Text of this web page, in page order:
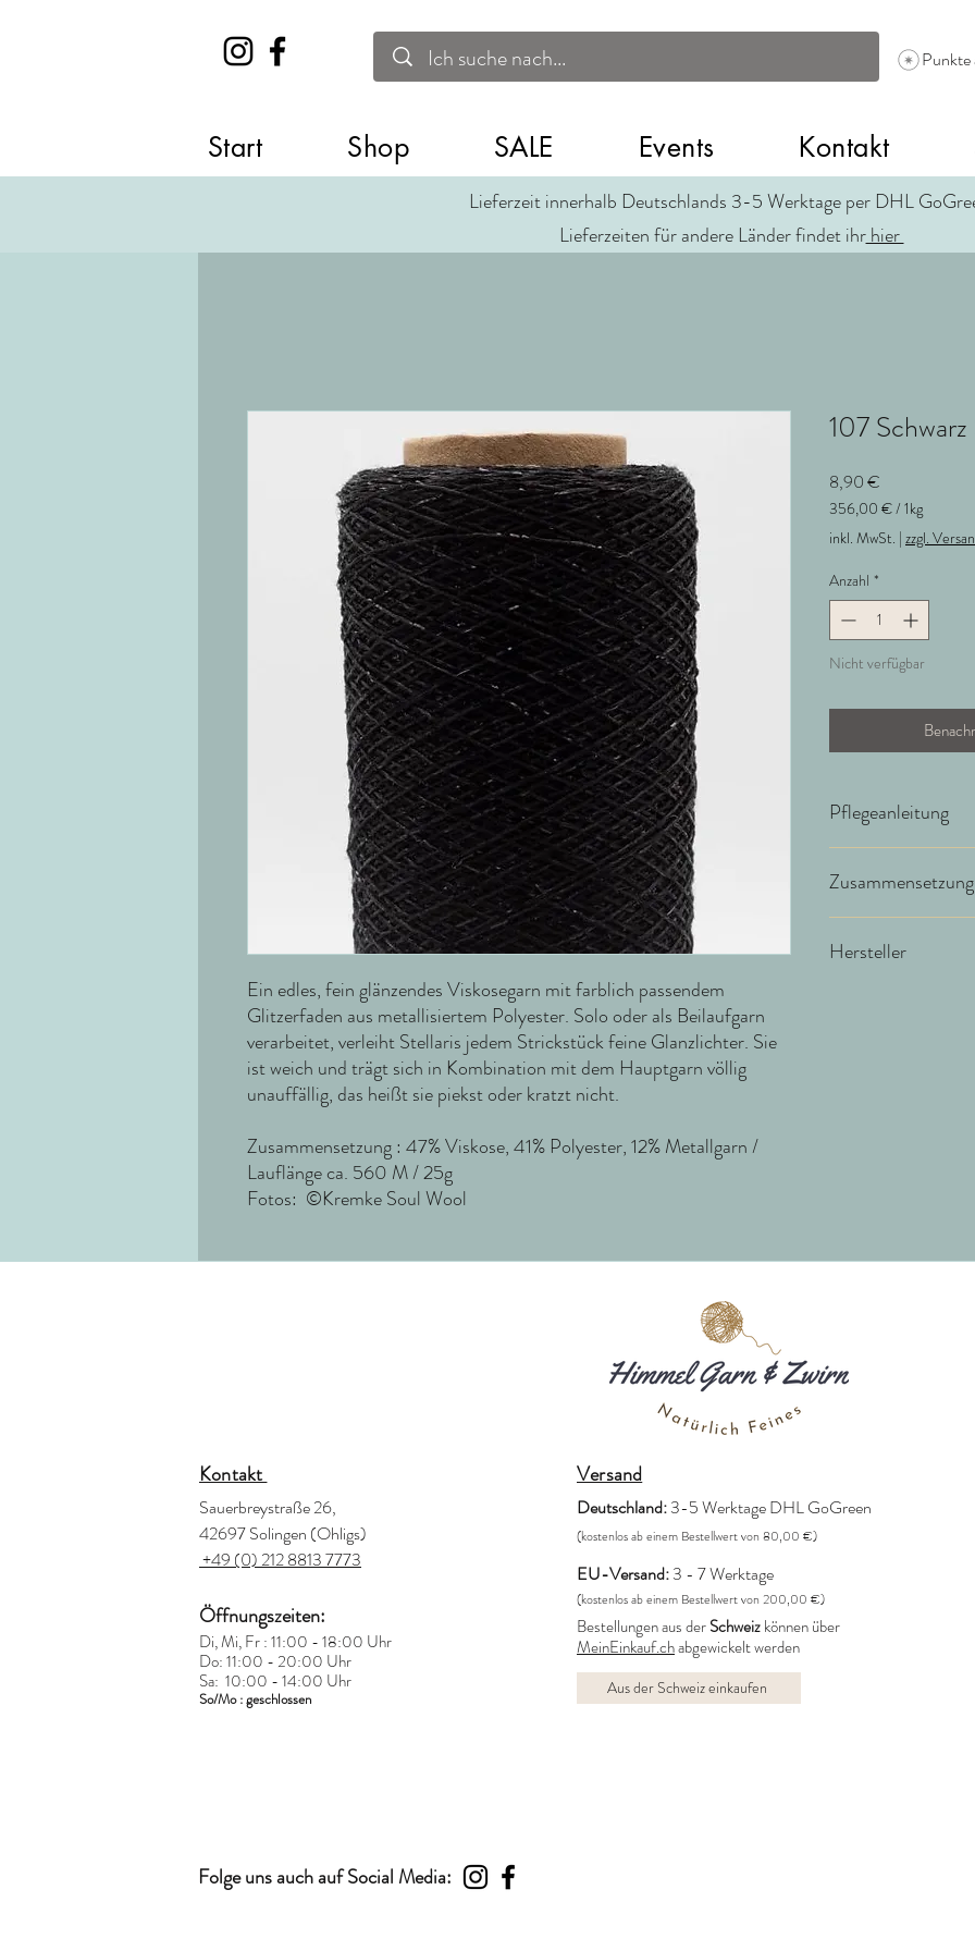
Punkte
Start Shop SALE Events Kontakt
Lieferzeit innerhalb Deutschlands 3-5 Werktage per DHL
Lieferzeiten für andere Länder findet ihrhier
Ein edles, fein glänzendes Viskosegarn mit farblich passendem
Glitzerfaden aus metallisiertem Polyester. Solo oder als Beilaufgarn
verarbeitet, verleiht Stellaris jedem Strickstück feine Glanzlichter. Sie
ist weich und trägt sich in Kombination mit dem Hauptgarn völlig
unauffällig, das heißt sie piekst oder kratzt nicht.
Zusammensetzung : 47% Viskose, 41% Polyester, 12% Metallgarn /
Lauflänge ca. 560 M / 25g
Fotos: ©Kremke Soul Wool
107
8,90 €
356,00 €/ 1kg
356,00 €
pro
1
Kilogramm
inkl. MwSt. | zzgl.
Anzahl *
Nicht verfügbar
Pflegeanleitung
Zusammensetzung
Hersteller
Kontakt
Sauerbreystraße 26,
42697 Solingen (Ohligs)
+49 (0) 212 8813 7773
Öffnungszeiten:
Di, Mi, Fr : 11:00 - 18:00 Uhr
Do: 11:00 - 20:00 Uhr
Sa: 10:00 - 14:00 Uhr
So/Mo : geschlossen
Folge uns auch auf Social Media:
Versand
Deutschland:3-5 Werktage DHL GoGreen
(kostenlos ab einem Bestellwert von 80,00 €)
EU-Versand:3 - 7 Werktage
(kostenlos ab einem Bestellwert von 200,00 €)
Bestellungen aus derSchweizkönnen über
MeinEinkauf.chabgewickelt werden
Aus der Schweiz einkaufen